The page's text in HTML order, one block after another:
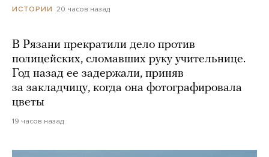
ИСТОРИИ 20 часов назад
В Рязани прекратили дело против
полицейских, сломавших руку учительнице.
Год назад ее задержали, приняв
за закладчицу, когда она фотографировала
цветы
19 часов назад